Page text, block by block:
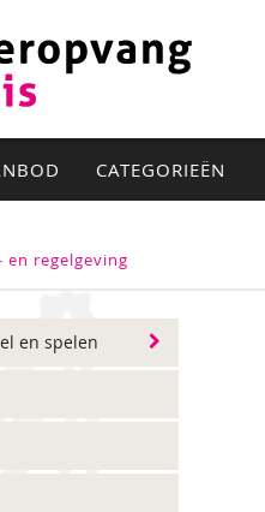
CATEGORIEËN
en regelgeving
en spelen